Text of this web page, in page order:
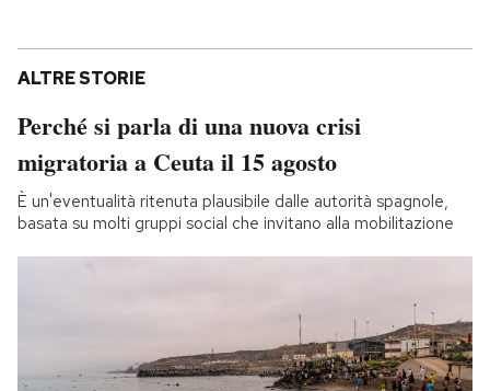
ALTRE STORIE
Perché si parla di una nuova crisi
migratoria a Ceuta il 15 agosto
È un'eventualità ritenuta plausibile dalle autorità spagnole,
basata su molti gruppi social che invitano alla mobilitazione